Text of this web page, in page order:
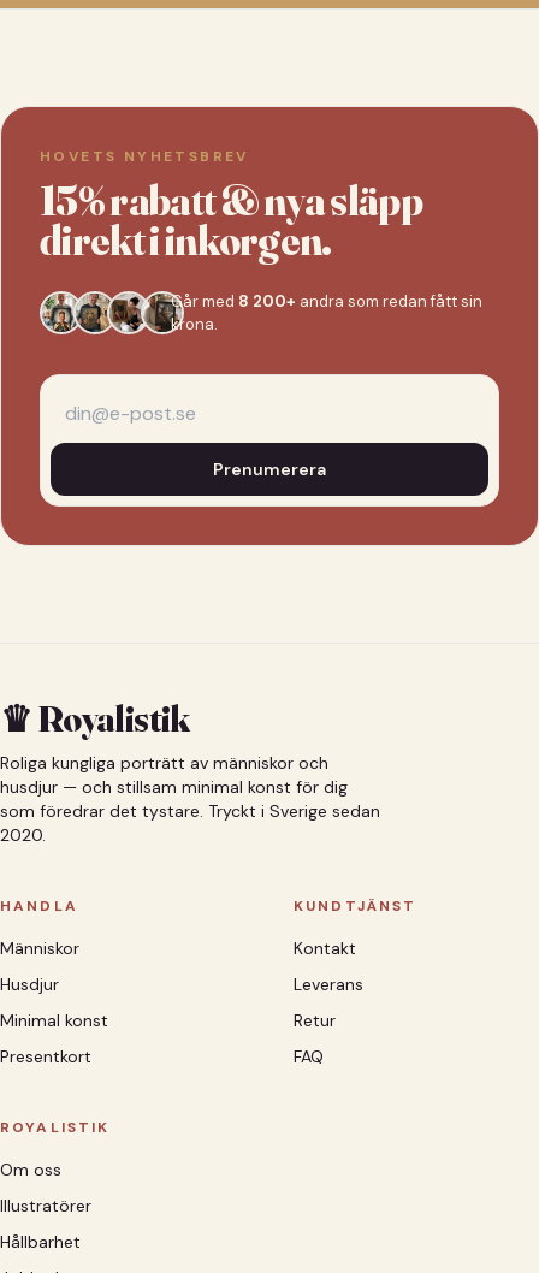
HOVETS NYHETSBREV
15% rabatt & nya släpp
direkt i inkorgen.
Går med 8 200+ andra som redan fått sin
krona.
Prenumerera
♛ Royalistik
Roliga kungliga porträtt av människor och
husdjur — och stillsam minimal konst för dig
som föredrar det tystare. Tryckt i Sverige sedan
2020.
HANDLA
Människor
Husdjur
Minimal konst
Presentkort
KUNDTJÄNST
Kontakt
Leverans
Retur
FAQ
ROYALISTIK
Om oss
Illustratörer
Hållbarhet